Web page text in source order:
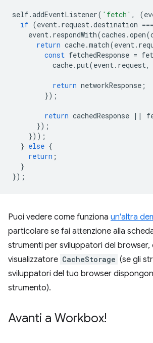
self.addEventListener( 'fetch' , (
if (event. request.destination ===
event. respondWith(caches .open(
return cache.match(event.
const fetchedResponse =
cache.put(event. request,
return networkResponse ;
});
return cachedResponse ||
});
}));
} else {
return ;
}
});
Puoi vedere come funziona un'altra
particolare se fai attenzione alla
strumenti per sviluppatori del browser,
visualizzatore CacheStorage (se gli
sviluppatori del tuo browser
strumento).
Avanti a Workbox!